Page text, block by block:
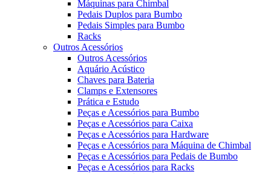
Máquinas para Chimbal
Pedais Duplos para Bumbo
Pedais Simples para Bumbo
Racks
Outros Acessórios
Outros Acessórios
Aquário Acústico
Chaves para Bateria
Clamps e Extensores
Prática e Estudo
Peças e Acessórios para Bumbo
Peças e Acessórios para Caixa
Peças e Acessórios para Hardware
Peças e Acessórios para Máquina de Chimbal
Peças e Acessórios para Pedais de Bumbo
Peças e Acessórios para Racks